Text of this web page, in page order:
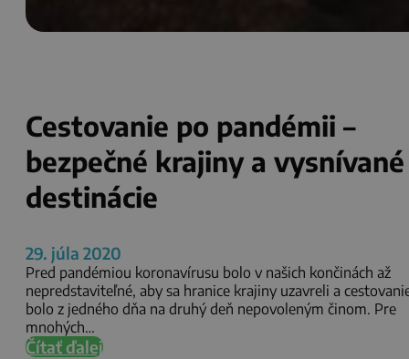
Cestovanie po pandémii –
bezpečné krajiny a vysnívané
destinácie
29. júla 2020
Pred pandémiou koronavírusu bolo v našich končinách až
nepredstaviteľné, aby sa hranice krajiny uzavreli a
bolo z jedného dňa na druhý deň nepovoleným činom. Pre
mnohých…
Čítať ďalej